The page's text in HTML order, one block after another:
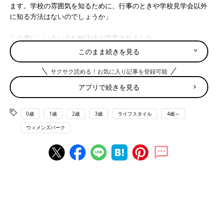
ます。学校の雰囲気を知るために、行事のときや学校見学会以外
に知る方法はないのでしょうか」
この声に、いろいろな解決法が提案されました。
■塾で個別に学校説明会をしてくれる場合も
「大手の塾に通っているなら、塾で学校説明会をやってくださる
ところもありますよ。
また、受験情報雑誌のバックナンバーをそろえている塾も多いの
はどうでしょうか」
■ 最寄駅で降りて、なんとなく学校周辺を見て回っても
「志望の学校の最寄り駅などで登下校風景をなんとなく観察して
はどうでしょうか？
このまま続きを見る
サクサク読める！お気に入り記事を登録可能
アプリで続きを見る
0歳 1歳 2歳 3歳 ライフスタイル 4歳～
ウィメンズパーク